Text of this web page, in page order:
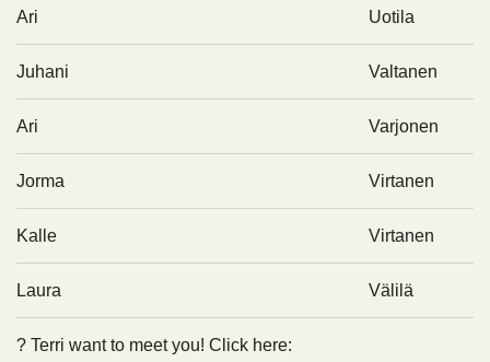
Ari Uotila
Juhani Valtanen
Ari Varjonen
Jorma Virtanen
Kalle Virtanen
Laura Välilä
? Terri want to meet you! Click here: